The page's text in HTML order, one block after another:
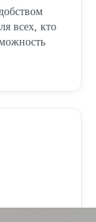
всех, кто